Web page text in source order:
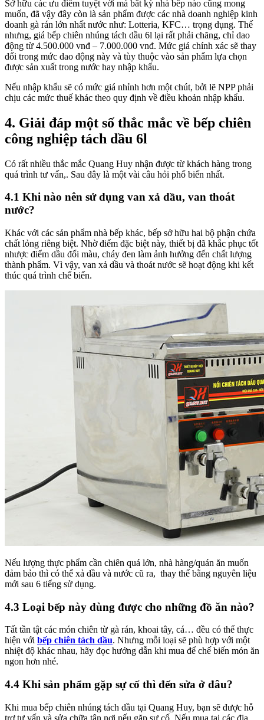
Sở hữu các ưu điểm tuyệt vời mà bất kỳ nhà bếp nào cũng mong
muốn, đã vậy đây còn là sản phẩm được các nhà doanh nghiệp kinh
doanh gà rán lớn nhất nước như: Lotteria, KFC… trọng dụng. Thế
nhưng, giá bếp chiên nhúng tách dầu 6l lại rất phải chăng, chỉ dao
động từ 4.500.000 vnđ – 7.000.000 vnđ. Mức giá chính xác sẽ thay
đổi trong mức dao động này và tùy thuộc vào sản phẩm lựa chọn
được sản xuất trong nước hay nhập khẩu.
Nếu nhập khẩu sẽ có mức giá nhỉnh hơn một chút, bởi lẽ NPP phải
chịu các mức thuế khác theo quy định về điều khoản nhập khẩu.
4. Giải đáp một số thắc mắc về bếp chiên
công nghiệp tách dầu 6l
Có rất nhiều thắc mắc Quang Huy nhận được từ khách hàng trong
quá trình tư vấn,. Sau đây là một vài câu hỏi phổ biến nhất.
4.1 Khi nào nên sử dụng van xả dầu, van thoát
nước?
Khác với các sản phẩm nhà bếp khác, bếp sở hữu hai bộ phận chứa
chất lỏng riêng biệt. Nhờ điểm đặc biệt này, thiết bị đã khắc phục tốt
nhược điểm dầu đổi màu, cháy đen làm ảnh hưởng đến chất lượng
thành phẩm. Vì vậy, van xả dầu và thoát nước sẽ hoạt động khi kết
thúc quá trình chế biến.
Nếu lượng thực phẩm cần chiên quá lớn, nhà hàng/quán ăn muốn
đảm bảo thì có thể xả dầu và nước cũ ra, thay thế bằng nguyên liệu
mới sau 6 tiếng sử dụng.
4.3 Loại bếp này dùng được cho những đồ ăn nào?
Tất tần tật các món chiên từ gà rán, khoai tây, cá… đều có thể thực
hiện với bếp chiên tách dầu. Nhưng mỗi loại sẽ phù hợp với một
nhiệt độ khác nhau, hãy đọc hướng dẫn khi mua để chế biến món ăn
ngon hơn nhé.
4.4 Khi sản phẩm gặp sự cố thì đến sửa ở đâu?
Khi mua bếp chiên nhúng tách dầu tại Quang Huy, bạn sẽ được hỗ
trợ tư vấn và sửa chữa tận nơi nếu gặp sự cố. Nếu mua tại các địa